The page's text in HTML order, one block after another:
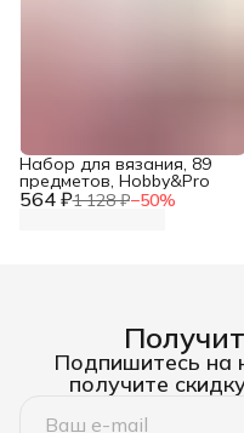
564 ₽1 128 ₽−50%
Набор для вязания, 89
предметов, Hobby&Pro
Подпишитесь на
получите